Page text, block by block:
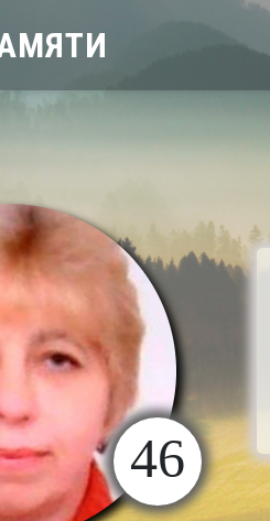
46